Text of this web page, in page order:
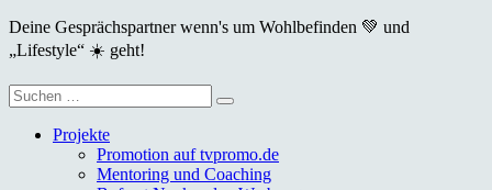
Deine Gesprächspartner wenn's um Wohlbefinden 💚 und
„Lifestyle“ ☀️ geht!
Suche
nach:
Projekte
Promotion auf tvpromo.de
Mentoring und Coaching